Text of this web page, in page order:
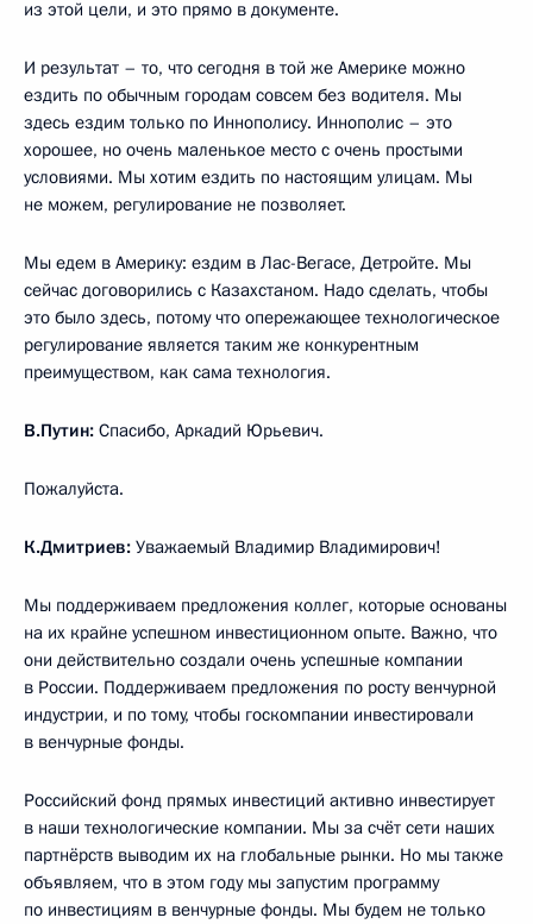
из этой цели, и это прямо в документе.
И результат – то, что сегодня в той же Америке можно
ездить по обычным городам совсем без водителя. Мы
здесь ездим только по Иннополису. Иннополис – это
хорошее, но очень маленькое место с очень простыми
условиями. Мы хотим ездить по настоящим улицам. Мы
не можем, регулирование не позволяет.
Мы едем в Америку: ездим в Лас-Вегасе, Детройте. Мы
сейчас договорились с Казахстаном. Надо сделать, чтобы
это было здесь, потому что опережающее технологическое
регулирование является таким же конкурентным
преимуществом, как сама технология.
В.Путин: Спасибо, Аркадий Юрьевич.
Пожалуйста.
К.Дмитриев: Уважаемый Владимир Владимирович!
Мы поддерживаем предложения коллег, которые основаны
на их крайне успешном инвестиционном опыте. Важно, что
они действительно создали очень успешные компании
в России. Поддерживаем предложения по росту венчурной
индустрии, и по тому, чтобы госкомпании инвестировали
в венчурные фонды.
Российский фонд прямых инвестиций активно инвестирует
в наши технологические компании. Мы за счёт сети наших
партнёрств выводим их на глобальные рынки. Но мы также
объявляем, что в этом году мы запустим программу
по инвестициям в венчурные фонды. Мы будем не только